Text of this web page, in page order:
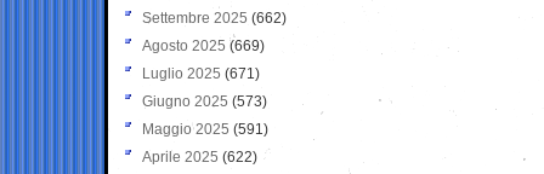
Settembre 2025 (662)
Agosto 2025 (669)
Luglio 2025 (671)
Giugno 2025 (573)
Maggio 2025 (591)
Aprile 2025 (622)